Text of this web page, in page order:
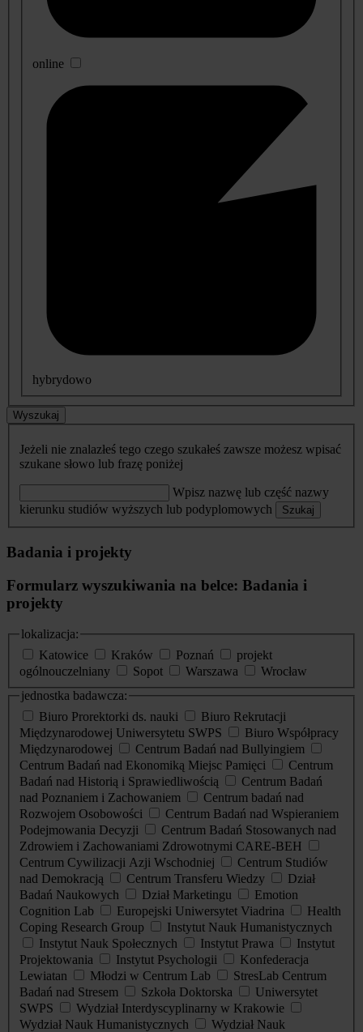
online
hybrydowo
Wyszukaj
Jeżeli nie znalazłeś tego czego szukałeś zawsze możesz wpisać
szukane słowo lub frazę poniżej
Wpisz nazwę lub część nazwy
kierunku studiów wyższych lub podyplomowych
Szukaj
Badania i projekty
Formularz wyszukiwania na belce: Badania i
projekty
lokalizacja:
Katowice
Kraków Poznań
projekt
ogólnouczelniany
Sopot Warszawa
Wrocław
jednostka badawcza:
Biuro Prorektorki ds. nauki
Biuro Rekrutacji
Międzynarodowej Uniwersytetu SWPS
Biuro Współpracy
Międzynarodowej
Centrum Badań nad Bullyingiem
Centrum Badań nad Ekonomiką Miejsc Pamięci
Centrum
Badań nad Historią i Sprawiedliwością
Centrum Badań
nad Poznaniem i Zachowaniem
Centrum badań nad
Rozwojem Osobowości
Centrum Badań nad Wspieraniem
Podejmowania Decyzji
Centrum Badań Stosowanych nad
Zdrowiem i Zachowaniami Zdrowotnymi CARE-BEH
Centrum Cywilizacji Azji Wschodniej
Centrum Studiów
nad Demokracją
Centrum Transferu Wiedzy
Dział
Badań Naukowych
Dział Marketingu
Emotion
Cognition Lab
Europejski Uniwersytet Viadrina
Health
Coping Research Group
Instytut Nauk Humanistycznych
Instytut Nauk Społecznych
Instytut Prawa
Instytut
Projektowania
Instytut Psychologii
Konfederacja
Lewiatan
Młodzi w Centrum Lab
StresLab Centrum
Badań nad Stresem
Szkoła Doktorska
Uniwersytet
SWPS
Wydział Interdyscyplinarny w Krakowie
Wydział Nauk Humanistycznych
Wydział Nauk